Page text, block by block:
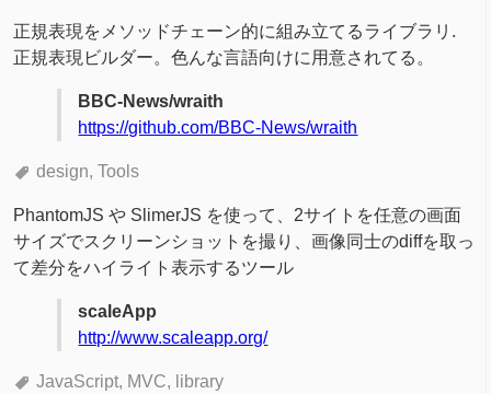
正規表現をメソッドチェーン的に組み立てるライブラリ.
正規表現ビルダー。色んな言語向けに用意されてる。
BBC-News/wraith
https://github.com/BBC-News/wraith
design Tools
PhantomJS や SlimerJS を使って、2サイトを任意の画面
サイズでスクリーンショットを撮り、画像同士のdiffを取っ
て差分をハイライト表示するツール
scaleApp
http://www.scaleapp.org/
JavaScript MVC library